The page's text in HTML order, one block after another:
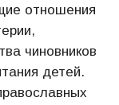
отношения
чиновников
детей.